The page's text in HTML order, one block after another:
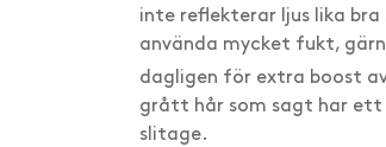
inte reflekterar ljus lika
använda mycket fukt,
dagligen för extra boost
grått hår som sagt har ett
slitage.